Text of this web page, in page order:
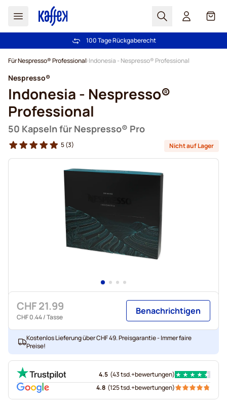
Suchen Cart
Kostenlos Lieferung über CHF 49
100 Tage Rückgaberecht
Für Nespresso® Professional Indonesia - Nespresso® Professional
Nespresso®
Indonesia - Nespresso®
Professional
50 Kapseln für Nespresso® Pro
5(3) Nicht auf Lager
CHF 21.99
CHF 0.44/ Tasse
Benachrichtigen
Kostenlos Lieferung über CHF 49. Preisgarantie - Immer faire
Preise!
4.5 (43 tsd.+bewertungen)
4.8 (125 tsd.+bewertungen)